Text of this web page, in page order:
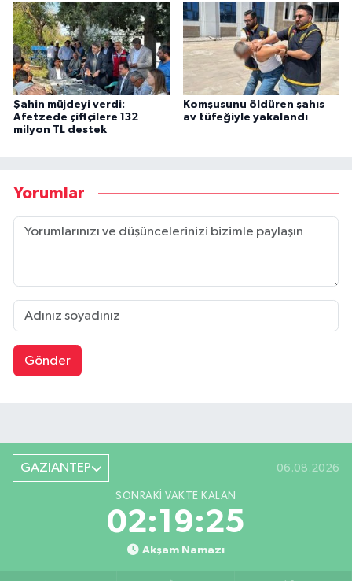
Şahin müjdeyi verdi:
Afetzede çiftçilere 132
milyon TL destek
Komşusunu öldüren şahıs
av tüfeğiyle yakalandı
Yorumlar
Gönder
GAZİANTEP 06.08.2026
SONRAKI VAKTE KALAN
02:19:24
Akşam Namazı